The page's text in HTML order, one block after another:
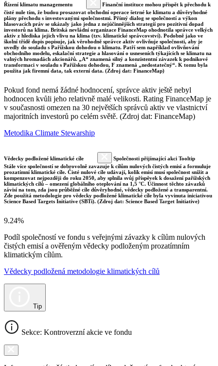
Řízení klimatu managementu
Finanční instituce mohou přispět k přechodu k
čisté nule tím, že budou prosazovat obchodní operace šetrné ke klimatu a důvěryhodné
plány přechodu s investovanými společnostmi. Přímý dialog se společností a výkon
hlasovacích práv se ukázaly jako jedna z nejúčinnějších strategií pro pozitivní dopad
investorů na klima. Britská nevládní organizace FinanceMap ohodnotila správce velkých
aktiv z hlediska jejich vlivu na klima (tzv. klimatické správcovství). Podobně jako ve
školní třídě dopis popisuje, jak věrohodně správce aktiv ovlivňuje společnosti, aby je
uvedly do souladu s Pařížskou dohodou o klimatu. Patří sem například ovlivňování
obchodního modelu, eskalační strategie a hlasování o usneseních týkajících se klimatu na
valných hromadách akcionářů. „A“ znamená silný a konzistentní závazek k podnikové
transformaci v souladu s Pařížskou dohodou, F znamená „nedostatečný“. K tomu byla
použita jak firemní data, tak externí data. (Zdroj dat: FinanceMap)
Pokud fond nemá žádné hodnocení, správce aktiv ještě nebyl
hodnocen kvůli jeho relativně malé velikosti. Rating FinanceMap je
v současnosti omezen na 30 největších správců aktiv ve vlastnictví
majoritních investorů po celém světě. (Zdroj dat: FinanceMap)
Metodika Climate Stewarship
Vědecky podložené klimatické cíle
Společnosti přijímající akci Tooltip
Stále více společností se dobrovolně zavazuje k cílům nulových čistých emisí a formuluje
prozatímní klimatické cíle. Čisté nulové cíle udávají, kolik emisí musí společnost snížit a
kompenzovat nejpozději do roku 2050, aby splnila svůj příspěvek k dosažení pařížských
klimatických cílů – omezení globálního oteplování na 1,5 °C. Účinnost těchto závazků
závisí na tom, zda jsou průběžné cíle důvěryhodné, vědecky podložené a transparentní.
Zde použitá metodologie pro vědecky podložené klimatické cíle byla vyvinuta iniciativou
Science Based Targets Initiative (SBTi). (Zdroj dat: Science Based Target Initiative)
9.24%
Podíl společností ve fondu s veřejnými závazky k cílům nulových
čistých emisí a ověřeným vědecky podloženým prozatímním
klimatickým cílům.
Vědecky podložená metodologie klimatických cílů
Tip
Sekce: Kontroverzní akcie ve fondu